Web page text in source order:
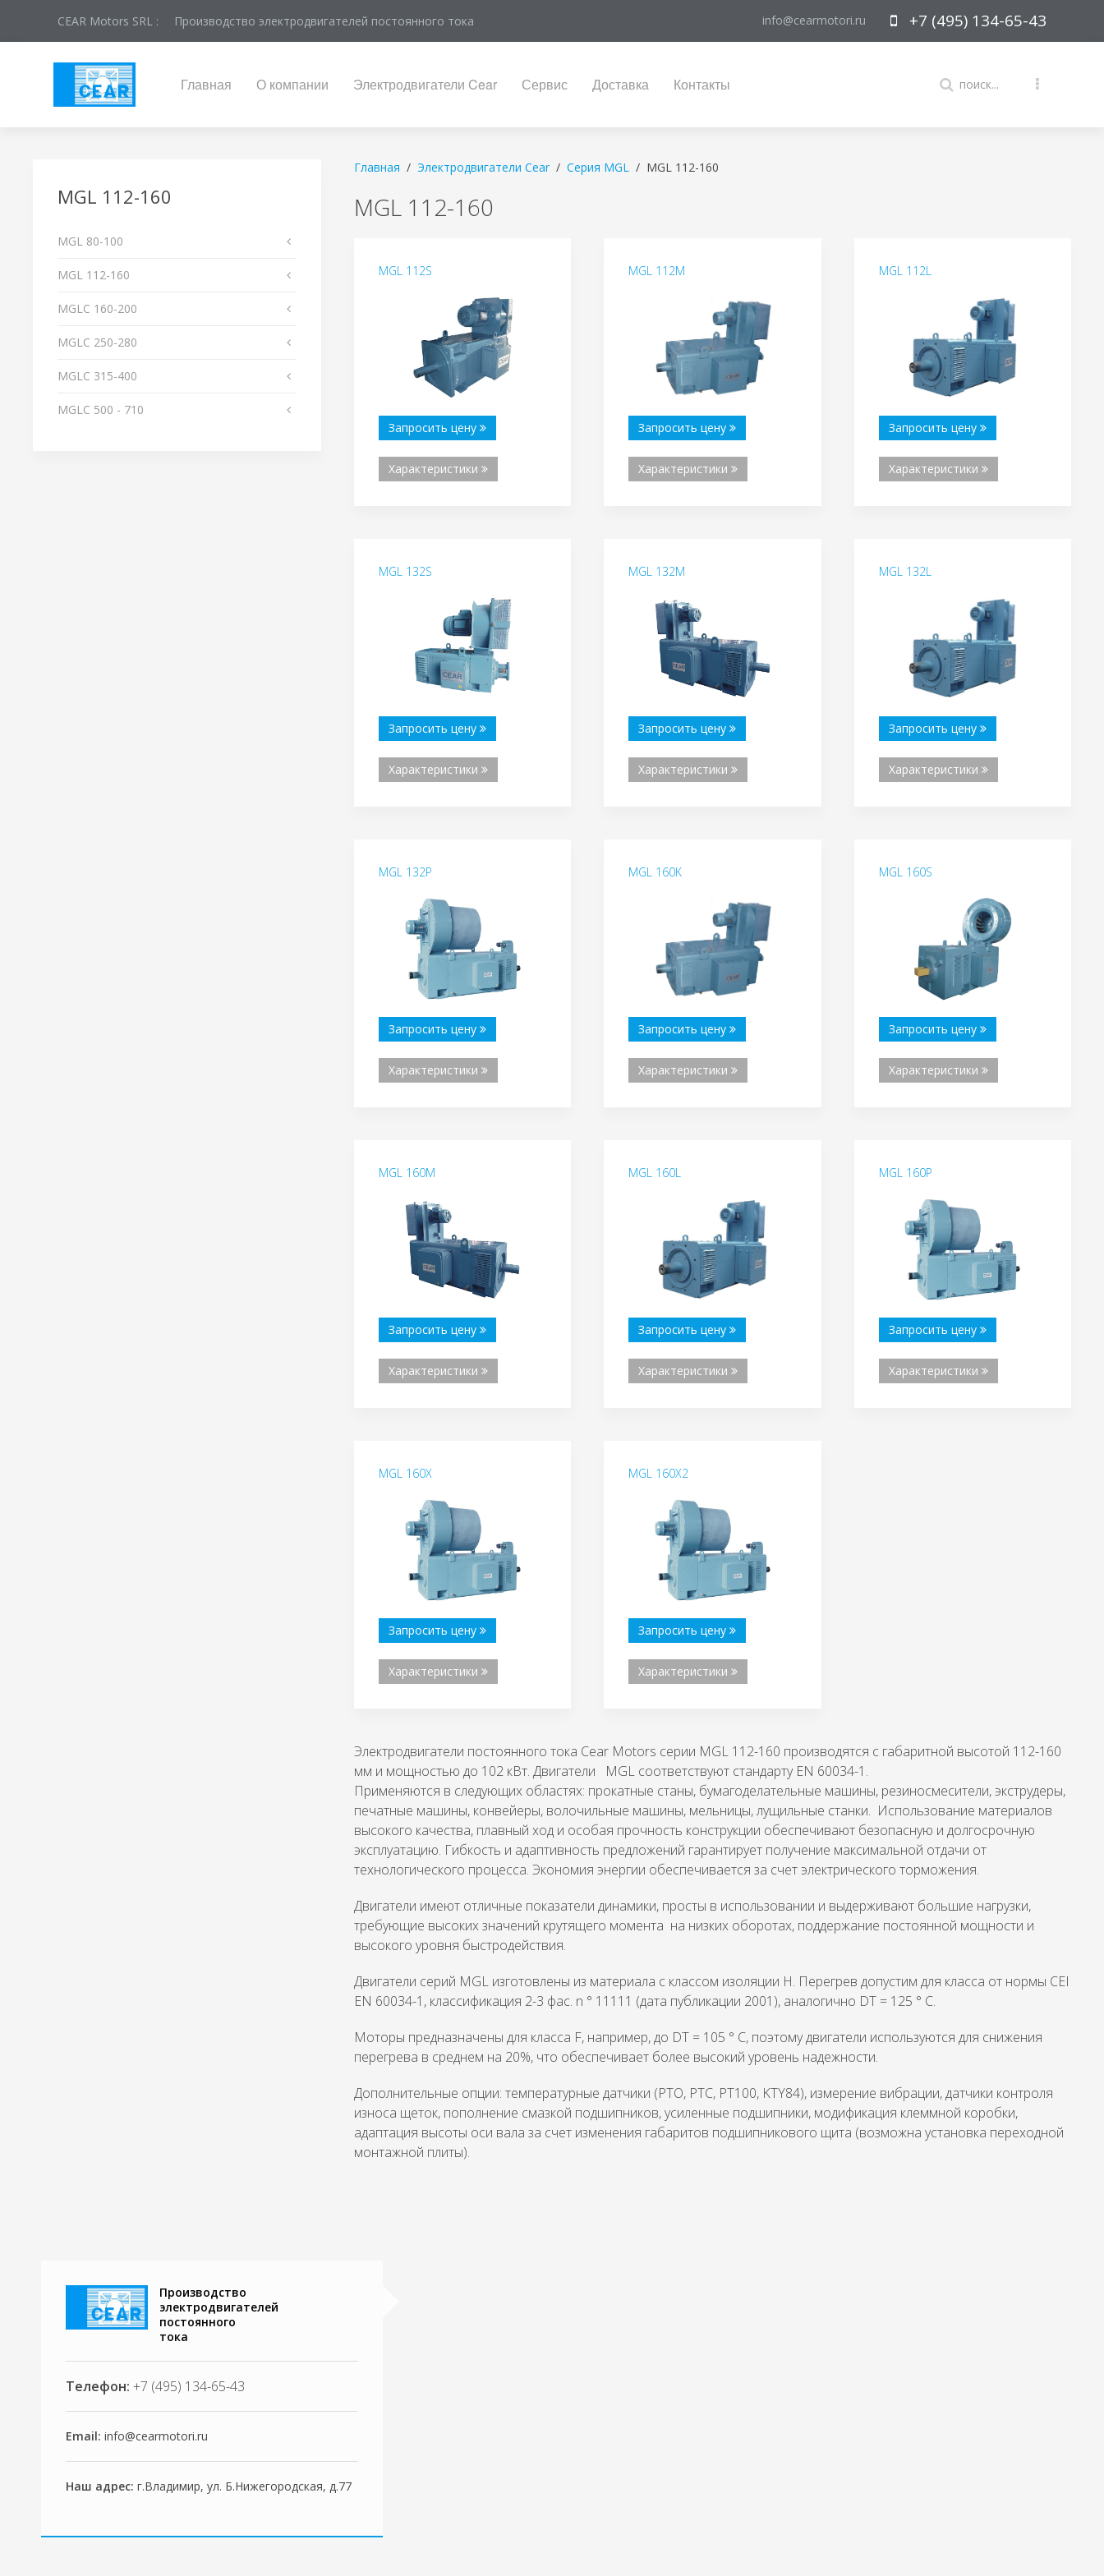
CEAR Motors SRL : Производство электродвигателей постоянного тока +7 (495) 134-65-43
info@cearmotori.ru
Главная О компании Электродвигатели Cear Сервис Доставка Контакты
MGL 112-160
MGL 80-100
MGL 112-160
MGLС 160-200
MGLС 250-280
MGLС 315-400
MGLС 500 - 710
Главная Электродвигатели Cear Серия MGL MGL 112-160
MGL 112-160
MGL 112S
Запросить цену
Характеристики
MGL 112M
Запросить цену
Характеристики
MGL 112L
Запросить цену
Характеристики
MGL 132S
Запросить цену
Характеристики
MGL 132M
Запросить цену
Характеристики
MGL 132L
Запросить цену
Характеристики
MGL 132P
Запросить цену
Характеристики
MGL 160K
Запросить цену
Характеристики
MGL 160S
Запросить цену
Характеристики
MGL 160M
Запросить цену
Характеристики
MGL 160L
Запросить цену
Характеристики
MGL 160P
Запросить цену
Характеристики
MGL 160X
Запросить цену
Характеристики
MGL 160X2
Запросить цену
Характеристики
Электродвигатели постоянного тока Cear Motors серии MGL 112-160 производятся с габаритной высотой 112-160
мм и мощностью до 102 кВт. Двигатели MGL соответствуют стандарту EN 60034-1.
Применяются в следующих областях: прокатные станы, бумагоделательные машины, резиносмесители, экструдеры,
печатные машины, конвейеры, волочильные машины, мельницы, лущильные станки. Использование материалов
высокого качества, плавный ход и особая прочность конструкции обеспечивают безопасную и долгосрочную
эксплуатацию. Гибкость и адаптивность предложений гарантирует получение максимальной отдачи от
технологического процесса. Экономия энергии обеспечивается за счет электрического торможения.
Двигатели имеют отличные показатели динамики, просты в использовании и выдерживают большие нагрузки,
требующие высоких значений крутящего момента на низких оборотах, поддержание постоянной мощности и
высокого уровня быстродействия.
Двигатели серий MGL изготовлены из материала с классом изоляции H. Перегрев допустим для класса от нормы CEI
EN 60034-1, классификация 2-3 фас. n ° 11111 (дата публикации 2001), аналогично DT = 125 ° C.
Моторы предназначены для класса F, например, до DT = 105 ° C, поэтому двигатели используются для снижения
перегрева в среднем на 20%, что обеспечивает более высокий уровень надежности.
Дополнительные опции: температурные датчики (PTO, PTC, PT100, KTY84), измерение вибрации, датчики контроля
износа щеток, пополнение смазкой подшипников, усиленные подшипники, модификация клеммной коробки,
адаптация высоты оси вала за счет изменения габаритов подшипникового щита (возможна установка переходной
монтажной плиты).
Производство
электродвигателей
постоянного
тока
Телефон: +7 (495) 134-65-43
Email: info@cearmotori.ru
Наш адрес: г.Владимир, ул. Б.Нижегородская, д.77